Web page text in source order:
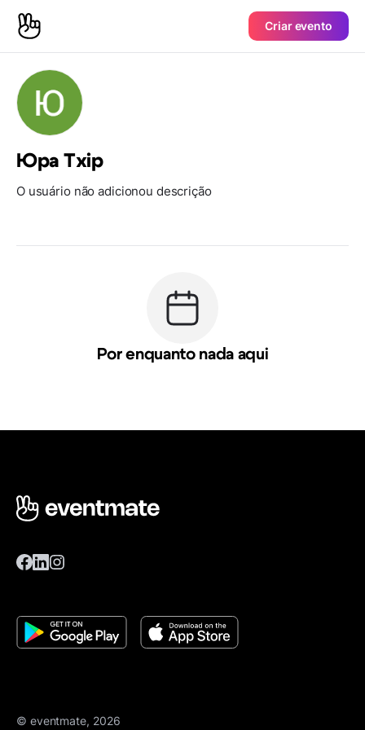
Criar evento
Юра Тхір
O usuário não adicionou descrição
Por enquanto nada aqui
© eventmate, 2026